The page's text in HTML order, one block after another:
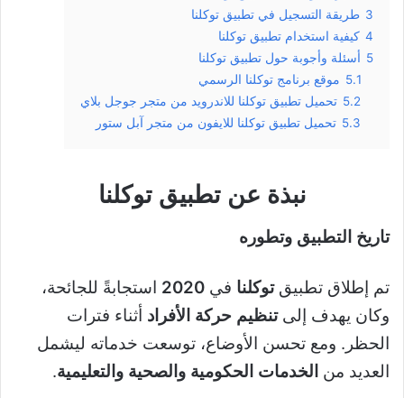
3 طريقة التسجيل في تطبيق توكلنا
4 كيفية استخدام تطبيق توكلنا
5 أسئلة وأجوبة حول تطبيق توكلنا
5.1 موقع برنامج توكلنا الرسمي
5.2 تحميل تطبيق توكلنا للاندرويد من متجر جوجل بلاي
5.3 تحميل تطبيق توكلنا للايفون من متجر آبل ستور
نبذة عن تطبيق توكلنا
تاريخ التطبيق وتطوره
تم إطلاق تطبيقتوكلنا في 2020 استجابةً للجائحة،
وكان يهدف إلىتنظيم حركة الأفراد أثناء فترات
الحظر. ومع تحسن الأوضاع، توسعت خدماته ليشمل
العديد من الخدمات الحكومية والصحية والتعليمية.